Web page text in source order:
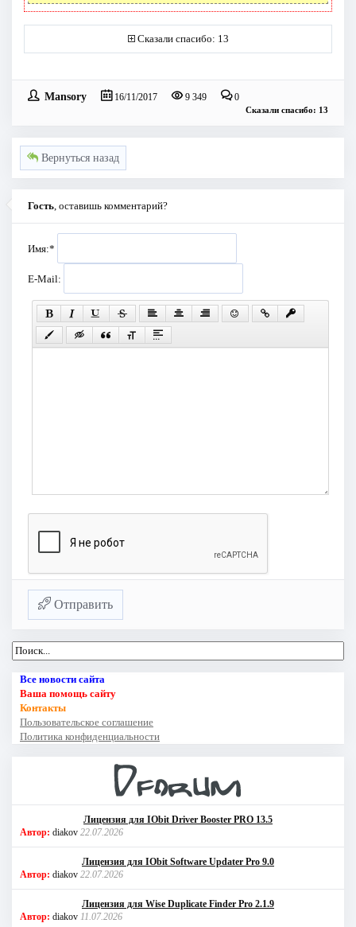
Сказали спасибо: 13
Mansory 16/11/2017 9 349 0
Сказали спасибо: 13
Вернуться назад
Гость, оставишь комментарий?
Имя:*
E-Mail:
Отправить
Все новости сайта
Ваша помощь сайту
Контакты
Пользовательское соглашение
Политика конфиденциальности
Лицензия для IObit Driver Booster PRO 13.5
Автор: diakov 22.07.2026
Лицензия для IObit Software Updater Pro 9.0
Автор: diakov 22.07.2026
Лицензия для Wise Duplicate Finder Pro 2.1.9
Автор: diakov 11.07.2026